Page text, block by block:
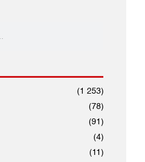
(1 253)
(78)
(91)
(4)
(11)